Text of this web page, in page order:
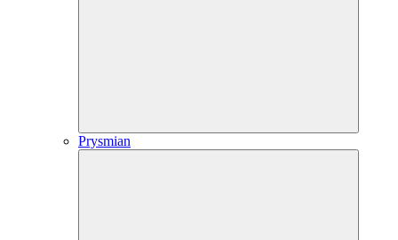
Prysmian